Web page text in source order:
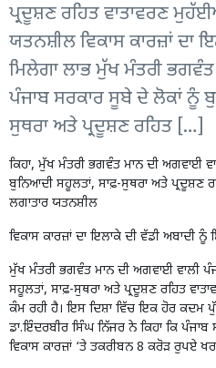
ਪ੍ਰਦੂਸ਼ਣ ਰਹਿਤ ਵਾਤਾਵਰਣ
ਯਤਨਸ਼ੀਲ ਵਿਕਾਸ ਕਾਰਜ਼ਾਂ ਦਾ
ਮਿਲੇਗਾ ਲਾਭ ਮੁੱਖ ਮੰਤਰੀ
ਪੰਜਾਬ ਸਰਕਾਰ ਸੂਬੇ ਦੇ ਲੋਕਾਂ ਨੂੰ
ਸੁਥਰਾ ਅਤੇ ਪ੍ਰਦੂਸ਼ਣ ਰਹਿਤ […]
ਕਿਹਾ, ਮੁੱਖ ਮੰਤਰੀ ਭਗਵੰਤ ਮਾਨ ਦੀ ਅਗਵਾਈ
ਬੁਨਿਆਦੀ ਸਹੂਲਤਾਂ, ਸਾਫ਼-ਸੁਥਰਾ ਅਤੇ
ਲਗਾਤਾਰ ਯਤਨਸ਼ੀਲ
ਵਿਕਾਸ ਕਾਰਜ਼ਾਂ ਦਾ ਇਲਾਕੇ ਦੀ ਵੱਡੀ ਅਬਾਦੀ ਨੂੰ
ਮੁੱਖ ਮੰਤਰੀ ਭਗਵੰਤ ਮਾਨ ਦੀ ਅਗਵਾਈ ਵਾਲੀ
ਸਹੂਲਤਾਂ, ਸਾਫ਼-ਸੁਥਰਾ ਅਤੇ ਪ੍ਰਦੂਸ਼ਣ ਰਹਿਤ
ਕੰਮ ਰਹੀ ਹੈ। ਇਸ ਦਿਸ਼ਾ ਵਿੱਚ ਇਕ ਹੋਰ ਕਦਮ
ਡਾ.ਇੰਦਰਬੀਰ ਸਿੰਘ ਨਿੱਜਰ ਨੇ ਕਿਹਾ ਕਿ ਪੰਜਾਬ
ਵਿਕਾਸ ਕਾਰਜ਼ਾਂ ‘ਤੇ ਤਕਰੀਬਨ 8 ਕਰੋੜ ਰੁਪਏ